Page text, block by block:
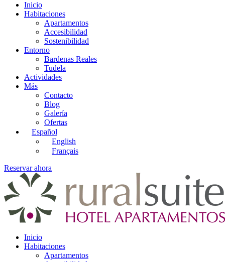
Inicio
Habitaciones
Apartamentos
Accesibilidad
Sostenibilidad
Entorno
Bardenas Reales
Tudela
Actividades
Más
Contacto
Blog
Galería
Ofertas
Español
English
Français
Reservar ahora
Inicio
Habitaciones
Apartamentos